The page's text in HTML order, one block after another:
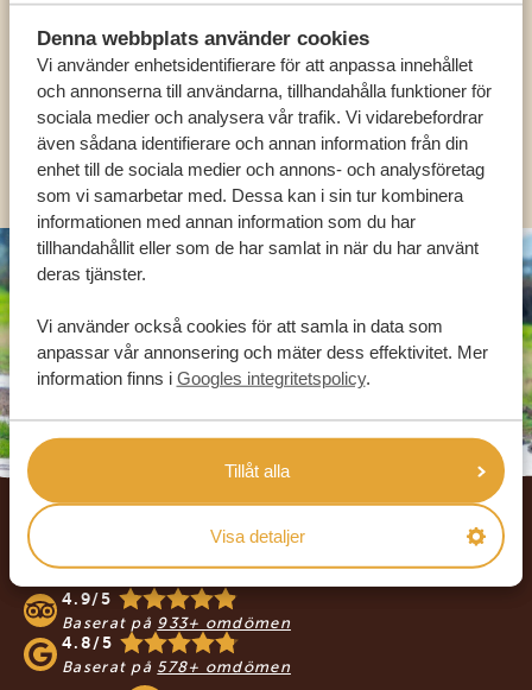
Denna webbplats använder cookies
Vi använder enhetsidentifierare för att anpassa innehållet
och annonserna till användarna, tillhandahålla funktioner för
sociala medier och analysera vår trafik. Vi vidarebefordrar
även sådana identifierare och annan information från din
enhet till de sociala medier och annons- och analysföretag
som vi samarbetar med. Dessa kan i sin tur kombinera
informationen med annan information som du har
tillhandahållit eller som de har samlat in när du har använt
deras tjänster.
Vi använder också cookies för att samla in data som
anpassar vår annonsering och mäter dess effektivitet. Mer
information finns i Googles integritetspolicy.
Tillåt alla
Visa detaljer
SV:+31 174 788 101
OLIKA LÄNDER
Footer
VÅRA KUNDER REKOMMENDERAR
AFRIKA SAFARI RESOR
4.9/5
Baserat på 933+ omdömen
4.8/5
Baserat på 578+ omdömen